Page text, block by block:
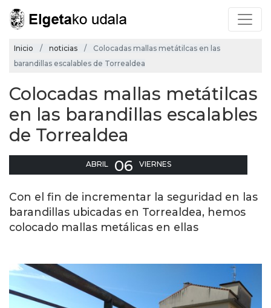
Inicio noticias
Colocadas mallas metátilcas en las
barandillas escalables de Torrealdea
Colocadas mallas metátilcas
en las barandillas escalables
de Torrealdea
ABRIL 06 VIERNES
Con el fin de incrementar la seguridad en las
barandillas ubicadas en Torrealdea, hemos
colocado mallas metálicas en ellas